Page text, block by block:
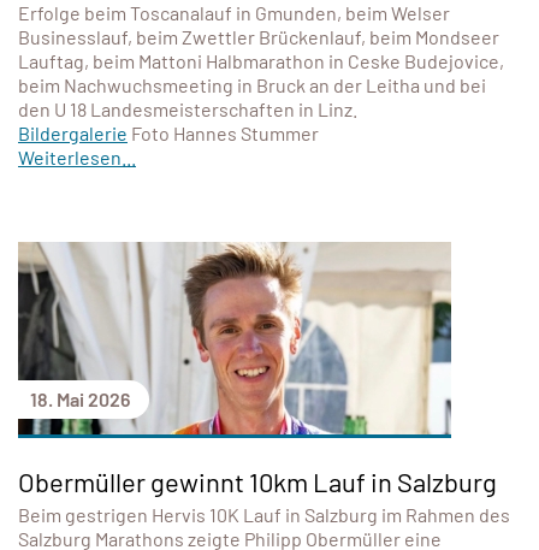
Erfolge beim Toscanalauf in Gmunden, beim Welser
Businesslauf, beim Zwettler Brückenlauf, beim Mondseer
Lauftag, beim Mattoni Halbmarathon in Ceske Budejovice,
beim Nachwuchsmeeting in Bruck an der Leitha und bei
den U 18 Landesmeisterschaften in Linz.
Bildergalerie Foto Hannes Stummer
Weiterlesen...
18. Mai 2026
Obermüller gewinnt 10km Lauf in Salzburg
Beim gestrigen Hervis 10K Lauf in Salzburg im Rahmen des
Salzburg Marathons zeigte Philipp Obermüller eine